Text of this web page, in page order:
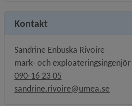
Kontakt
Sandrine Enbuska Rivoire
mark- och exploateringsingenjör
090-16 23 05
sandrine.rivoire@umea.se